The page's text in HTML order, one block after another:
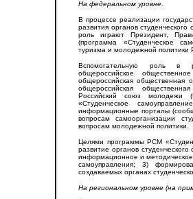
На федеральном уровне.
В процессе реализации
развития органов
роль играют Президент,
(программа «Студенческое
туризма и молодежной политики
Вспомогательную роль в
общероссийское
общероссийская общественная
общероссийская
Российский союз молодежи
«Студенческое
информационные порталы
вопросам самоорганизации
вопросам молодежной политики.
Целями программы РСМ
развитие органов
информационное и методическое
самоуправления; 3)
создаваемых органах
На региональном уровне (на